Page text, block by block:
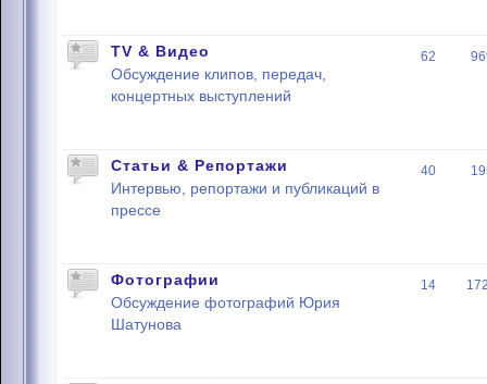
TV & Видео
Обсуждение клипов, передач,
концертных выступлений
62
Статьи & Репортажи
Интервью, репортажи и публикаций в
прессе
40
Фотографии
Обсуждение фотографий Юрия
Шатунова
14